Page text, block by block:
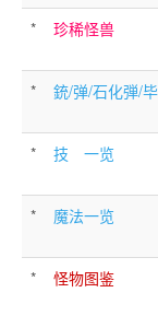
*
珍稀怪兽
*
銃/弹/石化弾/
*
技 一览
*
魔法一览
*
怪物图鉴